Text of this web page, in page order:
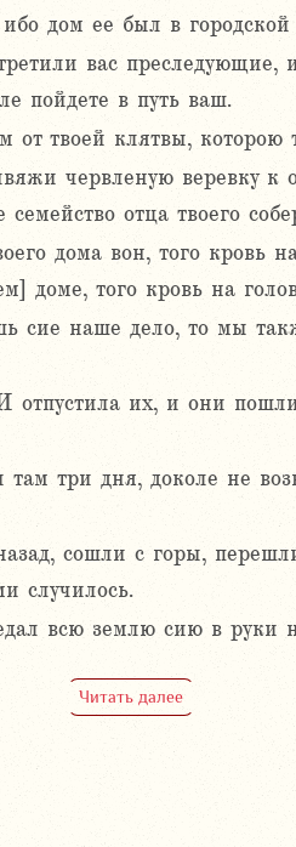
дом ее был в
вас преследующие,
пойдете в путь ваш.
твоей клятвы, которою
червленую веревку к
отца твоего
дома вон, того кровь
доме, того кровь на
сие наше дело, то мы
отпустила их, и они
три дня, доколе не
сошли с горы,
случилось.
всю землю сию в руки
Читать далее